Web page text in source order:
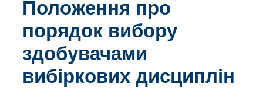
Положення про
порядок вибору
здобувачами
вибіркових дисциплін